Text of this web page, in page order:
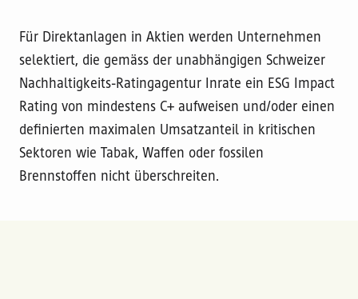
Für Direktanlagen in Aktien werden Unternehmen
selektiert, die gemäss der unabhängigen Schweizer
Nachhaltigkeits-Ratingagentur Inrate ein ESG Impact
Rating von mindestens C+ aufweisen und/oder einen
definierten maximalen Umsatzanteil in kritischen
Sektoren wie Tabak, Waffen oder fossilen
Brennstoffen nicht überschreiten.